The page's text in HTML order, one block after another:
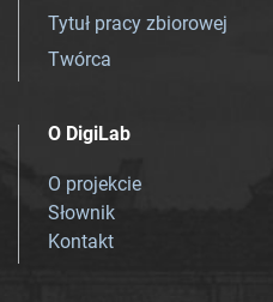
Tytuł pracy zbiorowej
Twórca
O DigiLab
O projekcie
Słownik
Kontakt